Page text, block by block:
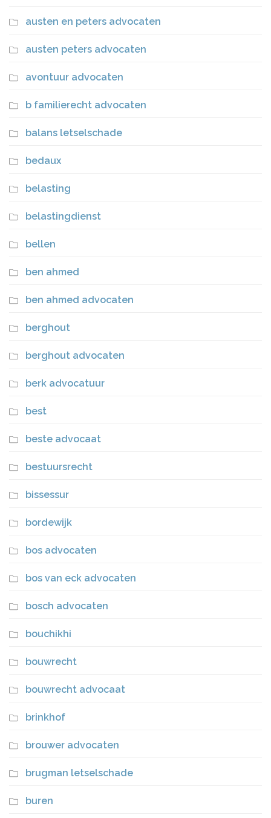
austen en peters advocaten
austen peters advocaten
avontuur advocaten
b familierecht advocaten
balans letselschade
bedaux
belasting
belastingdienst
bellen
ben ahmed
ben ahmed advocaten
berghout
berghout advocaten
berk advocatuur
best
beste advocaat
bestuursrecht
bissessur
bordewijk
bos advocaten
bos van eck advocaten
bosch advocaten
bouchikhi
bouwrecht
bouwrecht advocaat
brinkhof
brouwer advocaten
brugman letselschade
buren